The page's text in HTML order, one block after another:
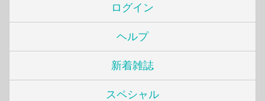
ログイン
ヘルプ
新着雑誌
スペシャル